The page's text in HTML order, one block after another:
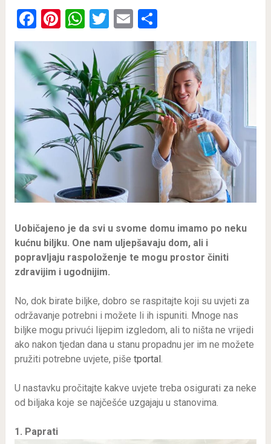
Facebook
Pinterest
WhatsApp
Twitter
EmailShare
Uobičajeno je da svi u svome domu imamo po neku
kućnu biljku. One nam uljepšavaju dom, ali i
popravljaju raspoloženje te mogu prostor činiti
zdravijim i ugodnijim.
No, dok birate biljke, dobro se raspitajte koji su uvjeti za
održavanje potrebni i možete li ih ispuniti. Mnoge nas
biljke mogu privući lijepim izgledom, ali to ništa ne vrijedi
ako nakon tjedan dana u stanu propadnu jer im ne možete
pružiti potrebne uvjete, piše tportal.
U nastavku pročitajte kakve uvjete treba osigurati za neke
od biljaka koje se najčešće uzgajaju u stanovima.
1. Paprati